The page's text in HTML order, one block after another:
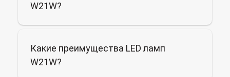
W21W?
Какие преимущества LED ламп
W21W?